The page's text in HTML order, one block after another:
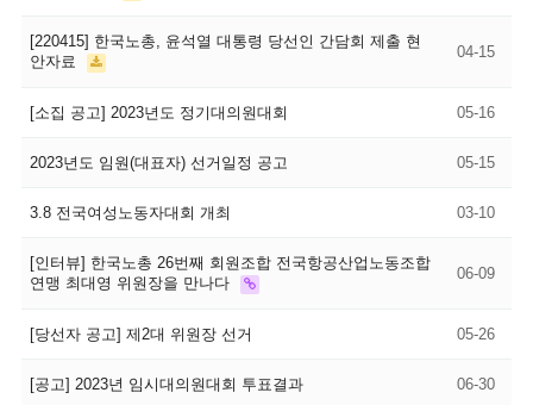
[220415] 한국노총, 윤석열 대통령 당선인 간담회 제출 현
안자료
04-15
[소집 공고] 2023년도 정기대의원대회 05-16
2023년도 임원(대표자) 선거일정 공고 05-15
3.8 전국여성노동자대회 개최 03-10
[인터뷰] 한국노총 26번째 회원조합 전국항공산업노동조합
연맹 최대영 위원장을 만나다
06-09
[당선자 공고] 제2대 위원장 선거 05-26
[공고] 2023년 임시대의원대회 투표결과 06-30